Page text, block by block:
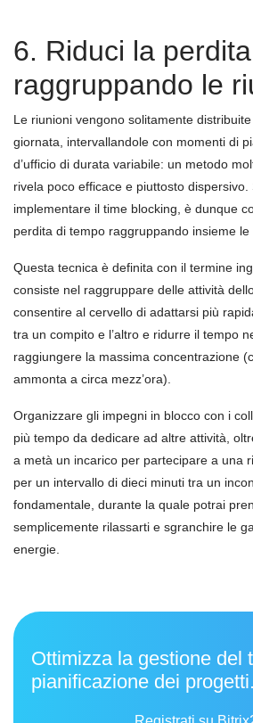
6. Riduci la
raggruppando le
Le riunioni vengono solitamente distribuite
giornata, intervallandole con momenti di
d’ufficio di durata variabile: un metodo
rivela poco efficace e piuttosto dispersivo.
implementare il time blocking, è dunque
perdita di tempo raggruppando insieme le
Questa tecnica è definita con il termine
consiste nel raggruppare delle attività
consentire al cervello di adattarsi più
tra un compito e l’altro e ridurre il tempo
raggiungere la massima concentrazione
ammonta a circa mezz’ora).
Organizzare gli impegni in blocco con i
più tempo da dedicare ad altre attività,
a metà un incarico per partecipare a una
per un intervallo di dieci minuti tra un
fondamentale, durante la quale potrai
semplicemente rilassarti e sgranchire le
energie.
Ottimizza la gestione del
pianificazione dei progetti.